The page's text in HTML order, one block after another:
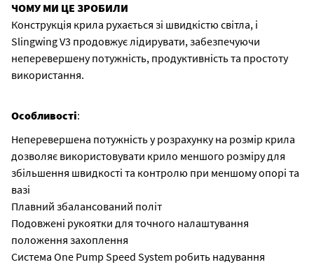
ЧОМУ МИ ЦЕ ЗРОБИЛИ
Конструкція крила рухається зі швидкістю світла, і
Slingwing V3 продовжує лідирувати, забезпечуючи
неперевершену потужність, продуктивність та простоту
використання.
Особливості:
Неперевершена потужність у розрахунку на розмір крила
дозволяє використовувати крило меншого розміру для
збільшення швидкості та контролю при меншому опорі та
вазі
Плавний збалансований політ
Подовжені рукоятки для точного налаштування
положення захоплення
Система One Pump Speed ​​System робить надування